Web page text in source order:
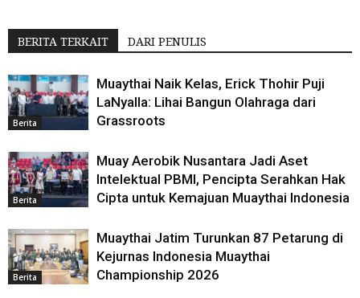
BERITA TERKAIT DARI PENULIS
Berita
Muaythai Naik Kelas, Erick Thohir Puji
LaNyalla: Lihai Bangun Olahraga dari
Grassroots
Berita
Muay Aerobik Nusantara Jadi Aset
Intelektual PBMI, Pencipta Serahkan Hak
Cipta untuk Kemajuan Muaythai Indonesia
Berita
Muaythai Jatim Turunkan 87 Petarung di
Kejurnas Indonesia Muaythai
Championship 2026